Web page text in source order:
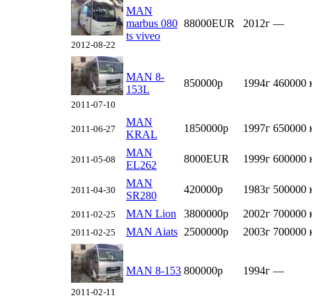
2012-08-22
MAN
marbus 080
ts viveo
88000EUR 2012г —
2011-07-10
MAN 8-
153L
850000р 1994г 460000
2011-06-27
MAN
KRAL
1850000р 1997г 650000
2011-05-08
MAN
EL262
8000EUR 1999г 600000
2011-04-30
MAN
SR280
420000р 1983г 500000
2011-02-25 MAN Lion 3800000р 2002г 700000
2011-02-25 MAN Aiats 2500000р 2003г 700000
2011-02-11
MAN 8-153 800000р 1994г —